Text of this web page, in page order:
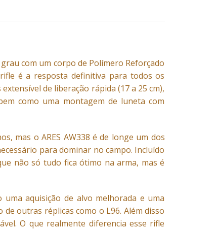
com um corpo de Polímero Reforçado
é a resposta definitiva para todos os
de liberação rápida (17 a 25 cm),
como uma montagem de luneta com
mas o ARES AW338 é de longe um dos
para dominar no campo. Incluído
não só tudo fica ótimo na arma, mas é
aquisição de alvo melhorada e uma
outras réplicas como o L96. Além disso
O que realmente diferencia esse rifle